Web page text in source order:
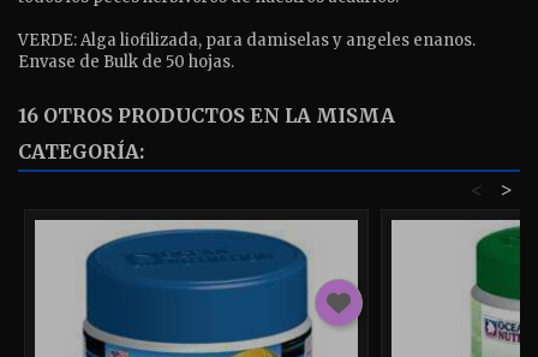
VERDE: Alga liofilizada, para damiselas y angeles enanos.
Envase de Bulk de 50 hojas.
16 OTROS PRODUCTOS EN LA MISMA
CATEGORÍA:
>
<